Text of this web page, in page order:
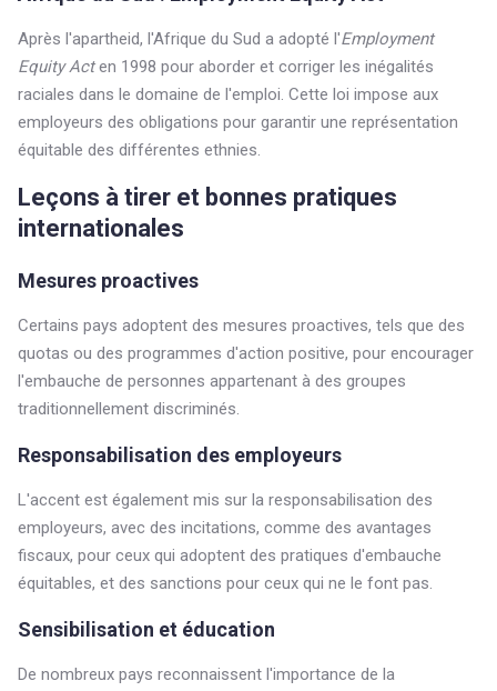
Après l'apartheid, l'Afrique du Sud a adopté l'Employment
Equity Acten 1998 pour aborder et corriger les inégalités
raciales dans le domaine de l'emploi. Cette loi impose aux
employeurs des obligations pour garantir une représentation
équitable des différentes ethnies.
Leçons à tirer et bonnes pratiques
internationales
Mesures proactives
Certains pays adoptent des mesures proactives, tels que des
quotas ou des programmes d'action positive, pour encourager
l'embauche de personnes appartenant à des groupes
traditionnellement discriminés.
Responsabilisation des employeurs
L'accent est également mis sur la responsabilisation des
employeurs, avec des incitations, comme des avantages
fiscaux, pour ceux qui adoptent des pratiques d'embauche
équitables, et des sanctions pour ceux qui ne le font pas.
Sensibilisation et éducation
De nombreux pays reconnaissent l'importance de la